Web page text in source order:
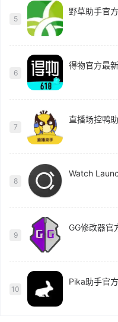
5
野草助手官
6
得物官方最
7
直播场控鸭
8
Watch
9
GG修改器官
10
Pika助手官